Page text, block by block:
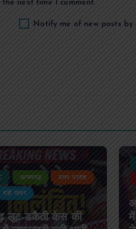
next time I comment.
Notify me of new posts by
PUBLIC आजमगढ़ उत्तर प्रदेश
जीवन शैली बड़ी खबर
आजमगढ़ मेंहनगर के ठोठिया गांव
कालरा की आशंका से हड़कंप,